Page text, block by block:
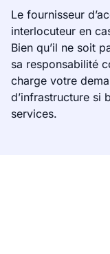
Le fournisseur
interlocuteur en
Bien qu’il ne soit
sa responsabilité
charge votre
d’infrastructure si
services.